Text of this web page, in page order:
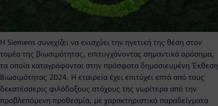
Η Siemens συνεχίζει να ενισχύει την ηγετική της θέση στον
τομέα της βιωσιμότητας, επιτυγχάνοντας σημαντικά ορόσημα,
τα οποία καταγράφονται στην πρόσφατα δημοσιευμένη Έκθεση
Βιωσιμότητας 2024. Η εταιρεία έχει επιτύχει επτά από τους
δεκατέσσερις φιλόδοξους στόχους της νωρίτερα από την
προβλεπόμενη προθεσμία, με χαρακτηριστικά παραδείγματα